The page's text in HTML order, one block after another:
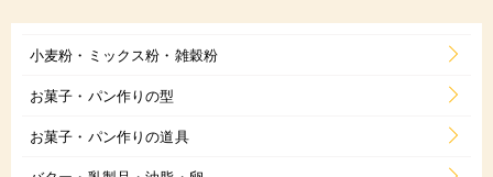
小麦粉・ミックス粉・雑穀粉
お菓子・パン作りの型
お菓子・パン作りの道具